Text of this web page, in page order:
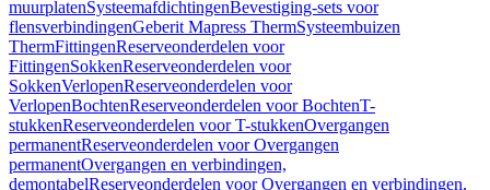
muurplatenSysteemafdichtingenBevestiging-sets voor
flensverbindingenGeberit Mapress ThermSysteembuizen
ThermFittingenReserveonderdelen voor
FittingenSokkenReserveonderdelen voor
SokkenVerlopenReserveonderdelen voor
VerlopenBochtenReserveonderdelen voor BochtenT-
stukkenReserveonderdelen voor T-stukkenOvergangen
permanentReserveonderdelen voor Overgangen
permanentOvergangen en verbindingen,
demontabelReserveonderdelen voor Overgangen en verbindingen,